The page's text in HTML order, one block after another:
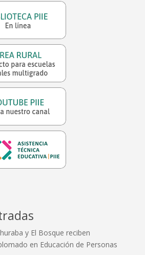
y El Bosque reciben
en Educación de Personas